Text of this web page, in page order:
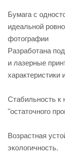
Бумага с
идеальной
фотографии
Разработана
и лазерные
характеристики
Стабильность к
"остаточного
Возрастная
экологичность.